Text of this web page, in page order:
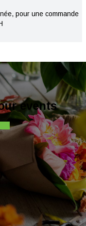
pour une commande
events
us